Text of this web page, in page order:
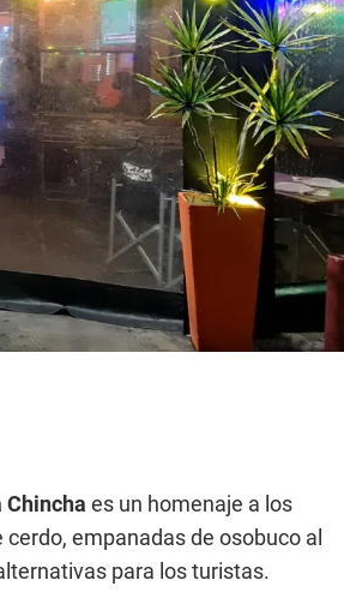
Chincha es un homenaje a los
empanadas de osobuco al
para los turistas.